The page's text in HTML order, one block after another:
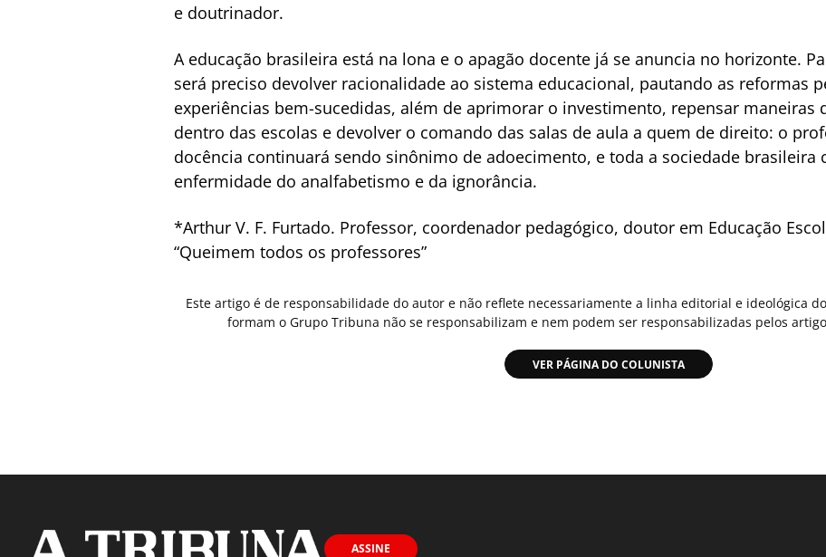
e doutrinador.
A educação brasileira está na lona e o apagão docente já se anuncia no horizonte.
será preciso devolver racionalidade ao sistema educacional, pautando as reformas
experiências bem-sucedidas, além de aprimorar o investimento, repensar maneiras
dentro das escolas e devolver o comando das salas de aula a quem de direito: o
docência continuará sendo sinônimo de adoecimento, e toda a sociedade brasileira
enfermidade do analfabetismo e da ignorância.
*Arthur V. F. Furtado. Professor, coordenador pedagógico, doutor em Educação
“Queimem todos os professores”
Este artigo é de responsabilidade do autor e não reflete necessariamente a linha editorial e ideológica
formam o Grupo Tribuna não se responsabilizam e nem podem ser responsabilizadas pelos
VER PÁGINA DO COLUNISTA
ASSINE